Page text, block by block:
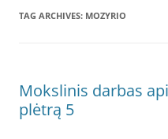
TAG ARCHIVES: MOZYRIO
Mokslinis darbas
plėtrą 5